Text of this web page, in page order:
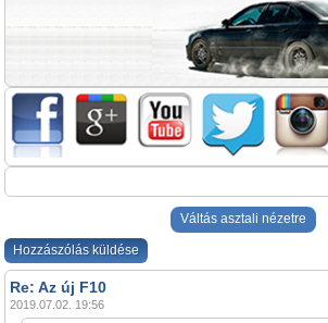
Váltás asztali nézetre
Hozzászólás küldése
Re: Az új F10
2019.07.02. 19:56